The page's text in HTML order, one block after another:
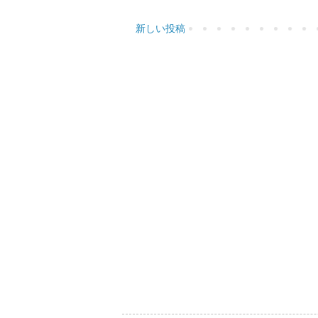
新しい投稿